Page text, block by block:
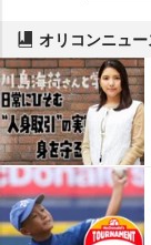
オリコンニュ